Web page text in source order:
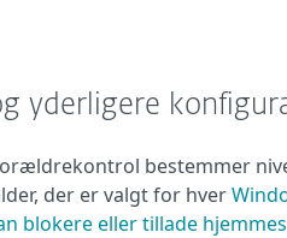
yderligere
bestemmer
der er valgt for hver
blokere eller tillade